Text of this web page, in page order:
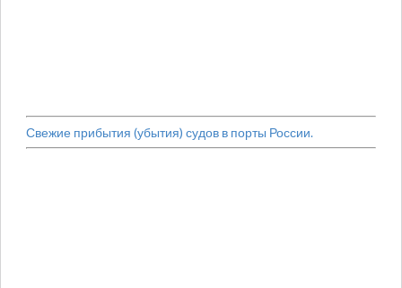
Свежие прибытия (убытия) судов в порты России.